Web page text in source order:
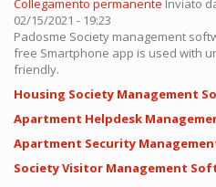
Collegamento permanente Inviato
02/15/2021 - 19:23
Padosme Society management
free Smartphone app is used with
friendly.
Housing Society Management
Apartment Helpdesk
Apartment Security
Society Visitor Management